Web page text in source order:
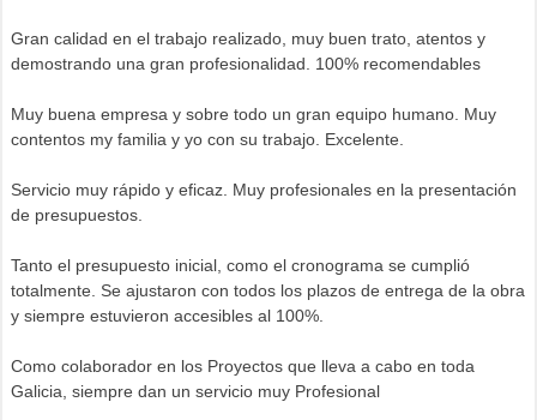
Gran calidad en el trabajo realizado, muy buen trato, atentos y
demostrando una gran profesionalidad. 100% recomendables
Muy buena empresa y sobre todo un gran equipo humano. Muy
contentos my familia y yo con su trabajo. Excelente.
Servicio muy rápido y eficaz. Muy profesionales en la presentación
de presupuestos.
Tanto el presupuesto inicial, como el cronograma se cumplió
totalmente. Se ajustaron con todos los plazos de entrega de la obra
y siempre estuvieron accesibles al 100%.
Como colaborador en los Proyectos que lleva a cabo en toda
Galicia, siempre dan un servicio muy Profesional